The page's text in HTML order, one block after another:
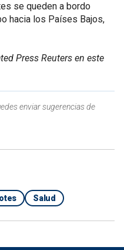
se queden a bordo
hacia los Países Bajos,
Press Reuters en este
enviar sugerencias de
Salud